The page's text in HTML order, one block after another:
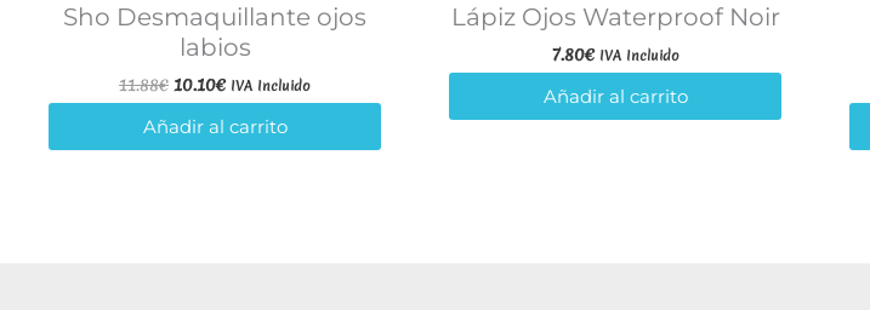
Sho Desmaquillante ojos
labios
11.88€ El
precio
original
era:
10.10€El
precio
actual
es:
IVA Incluido
Añadir al carrito
Lápiz Ojos Waterproof Noir
7.80€ IVA Incluido
Añadir al carrito